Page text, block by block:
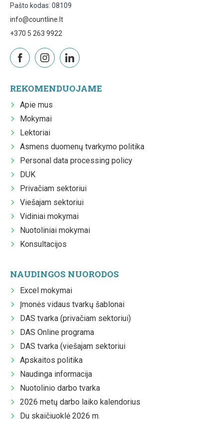
Pašto kodas: 08109
info@countline.lt
+370 5 263 9922
REKOMENDUOJAME
Apie mus
Mokymai
Lektoriai
Asmens duomenų tvarkymo politika
Personal data processing policy
DUK
Privačiam sektoriui
Viešajam sektoriui
Vidiniai mokymai
Nuotoliniai mokymai
Konsultacijos
NAUDINGOS NUORODOS
Excel mokymai
Įmonės vidaus tvarkų šablonai
DAS tvarka (privačiam sektoriui)
DAS Online programa
DAS tvarka (viešajam sektoriui
Apskaitos politika
Naudinga informacija
Nuotolinio darbo tvarka
2026 metų darbo laiko kalendorius
Du skaičiuoklė 2026 m.